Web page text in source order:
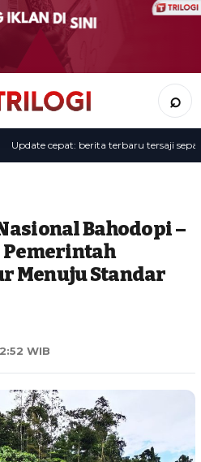
⌕
Update cepat: berita terbaru tersaji
Bahodopi –
Pemerintah
Menuju Standar
WIB